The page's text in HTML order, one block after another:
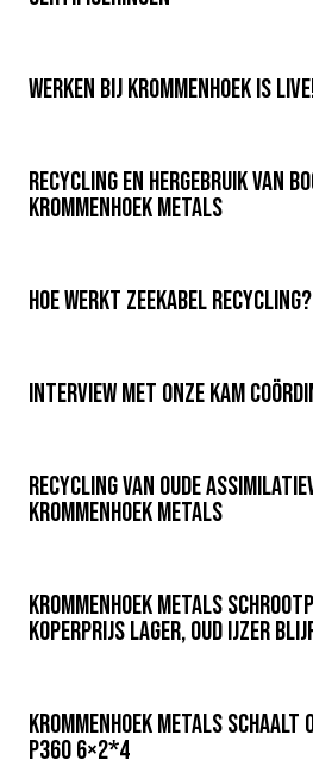
Werken bij Krommenhoek is
Recycling en hergebruik van
Krommenhoek Metals
Hoe werkt zeekabel recycling?
Interview met onze KAM
Recycling van oude
Krommenhoek Metals
Krommenhoek Metals
koperprijs lager, oud ijzer
Krommenhoek Metals schaalt
P360 6×2*4